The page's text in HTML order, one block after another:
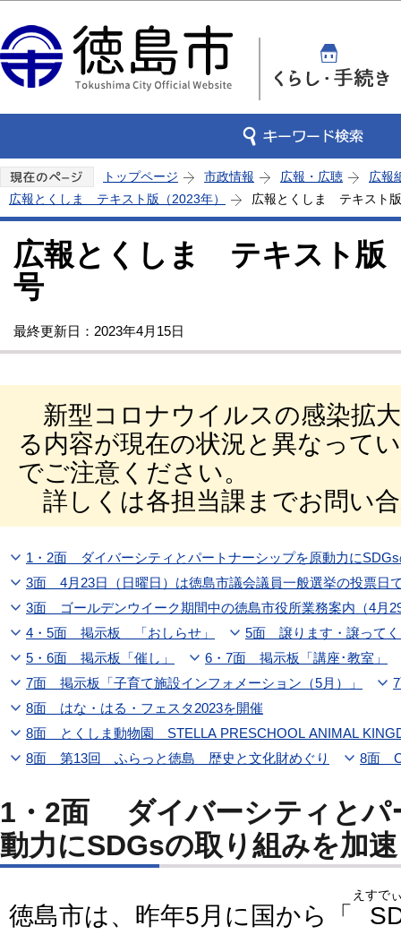
トップページ 市政情報 広報・広聴
広報
広報とくしま テキスト版（2023年）
広報とくしま テキスト
広報とくしま テキスト版
号
最終更新日：2023年4月15日
新型コロナウイルスの感染拡
る内容が現在の状況と異なって
でご注意ください。
詳しくは各担当課までお問い
1・2面 ダイバーシティとパートナーシップを原動力に
3面 4月23日（日曜日）は徳島市議会議員一般選挙の投票日
3面 ゴールデンウイーク期間中の徳島市役所業務案内（4月
4・5面 掲示板 「おしらせ」
5面 譲ります・譲って
5・6面 掲示板「催し」
6・7面 掲示板「講座･教室」
7面 掲示板「子育て施設インフォメーション（5月）」
8面 はな・はる・フェスタ2023を開催
8面 第13回 ふらっと徳島 歴史と文化財めぐり 8面
1・2面 ダイバーシティとパ
動力にSDGsの取り組みを加
徳島市は、昨年5月に国から「
えすで